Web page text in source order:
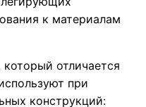
к материалам
отличается
при
конструкций: